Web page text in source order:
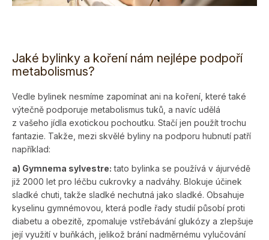
Jaké bylinky a koření nám nejlépe podpoří
metabolismus?
Vedle bylinek nesmíme zapomínat ani na koření, které také
výtečně podporuje metabolismus tuků, a navíc udělá
z vašeho jídla exotickou pochou­tku. Stačí jen použít trochu
fantazie. Takže, mezi skvělé byliny na podporu hubnutí patří
například:
a) Gymnema sylvestre: tato bylinka se používá v ájurvédě
již 2000 let pro léčbu cukrovky a nadváhy. Blokuje účinek
sladké chuti, takže sladké nechutná jako sladké. Obsahuje
kyselinu gymnémovou, která podle řady studií působí proti
diabetu a obezitě, zpomaluje vstře­bávání glukózy a zlepšuje
její využití v buňkách, jelikož brání nadměrnému vylučování